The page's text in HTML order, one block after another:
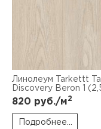
Линолеум Tarkettt
Discovery Beron 1
820 руб./м2
Подробнее...